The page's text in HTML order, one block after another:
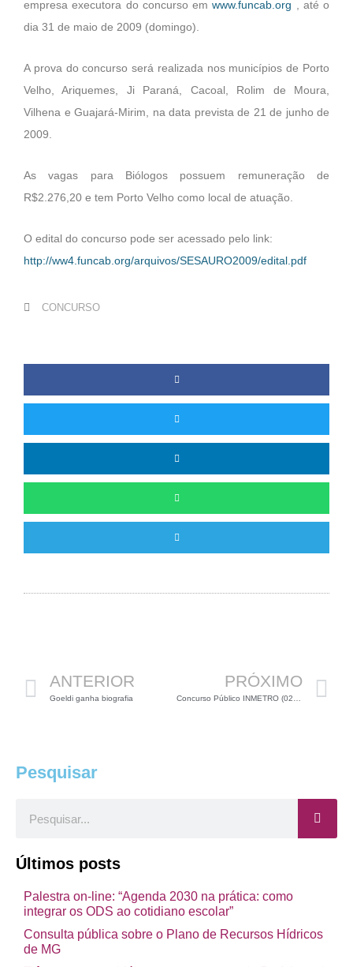
empresa executora do concurso emwww.funcab.org , até o
dia 31 de maio de 2009 (domingo).
A prova do concurso será realizada nos municípios de Porto
Velho, Ariquemes, Ji Paraná, Cacoal, Rolim de Moura,
Vilhena e Guajará-Mirim, na data prevista de 21 de junho de
2009.
As vagas para Biólogos possuem remuneração de
R$2.276,20 e tem Porto Velho como local de atuação.
O edital do concurso pode ser acessado pelo link:
http://ww4.funcab.org/arquivos/SESAURO2009/edital.pdf
CONCURSO
ANTERIOR
Goeldi ganha biografia
PRÓXIMO
Pesquisar
Últimos posts
Palestra on-line: “Agenda 2030 na prática: como
integrar os ODS ao cotidiano escolar”
Consulta pública sobre o Plano de Recursos Hídricos
de MG